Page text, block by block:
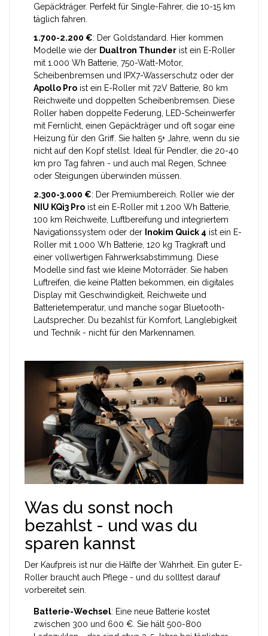
Gepäckträger. Perfekt für Single-Fahrer, die 10-15 km
täglich fahren.
1.700-2.200 €: Der Goldstandard. Hier kommen
Modelle wie der Dualtron Thunder ist ein E-Roller
mit 1.000 Wh Batterie, 750-Watt-Motor,
Scheibenbremsen und IPX7-Wasserschutz oder der
Apollo Pro ist ein E-Roller mit 72V Batterie, 80 km
Reichweite und doppelten Scheibenbremsen . Diese
Roller haben doppelte Federung, LED-Scheinwerfer
mit Fernlicht, einen Gepäckträger und oft sogar eine
Heizung für den Griff. Sie halten 5+ Jahre, wenn du sie
nicht auf den Kopf stellst. Ideal für Pendler, die 20-40
km pro Tag fahren - und auch mal Regen, Schnee
oder Steigungen überwinden müssen.
2.300-3.000 €: Der Premiumbereich. Roller wie der
NIU KQi3 Pro ist ein E-Roller mit 1.200 Wh Batterie,
100 km Reichweite, Luftbereifung und integriertem
Navigationssystem oder der Inokim Quick 4 ist ein E-
Roller mit 1.000 Wh Batterie, 120 kg Tragkraft und
einer vollwertigen Fahrwerksabstimmung . Diese
Modelle sind fast wie kleine Motorräder. Sie haben
Luftreifen, die keine Platten bekommen, ein digitales
Display mit Geschwindigkeit, Reichweite und
Batterietemperatur, und manche sogar Bluetooth-
Lautsprecher. Du bezahlst für Komfort, Langlebigkeit
und Technik - nicht für den Markennamen.
Was du sonst noch
bezahlst - und was du
sparen kannst
Der Kaufpreis ist nur die Hälfte der Wahrheit. Ein guter E-
Roller braucht auch Pflege - und du solltest darauf
vorbereitet sein.
Batterie-Wechsel: Eine neue Batterie kostet
zwischen 300 und 600 €. Sie hält 500-800